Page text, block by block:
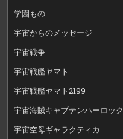
学園もの
宇宙からのメッセージ
宇宙戦争
宇宙戦艦ヤマト
宇宙戦艦ヤマト2199
宇宙海賊キャプテンハーロック
宇宙空母ギャラクティカ